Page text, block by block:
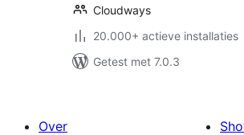
Cloudways
20.000+ actieve installaties
Getest met 7.0.3
Over